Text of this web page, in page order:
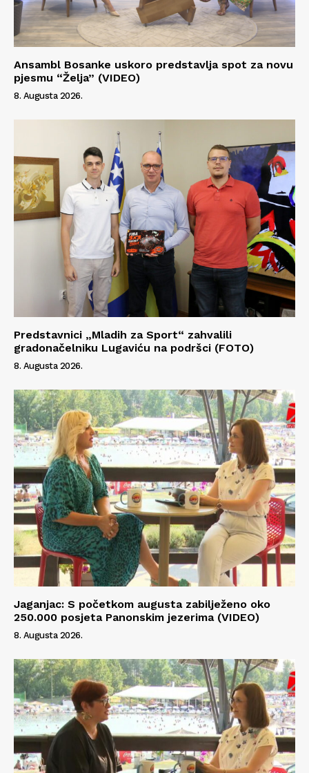
Info
O nama
Kontakt
Impressum
Ansambl Bosanke uskoro predstavlja spot za novu
pjesmu “Želja” (VIDEO)
8. Augusta 2026.
Predstavnici „Mladih za Sport“ zahvalili
gradonačelniku Lugaviću na podršci (FOTO)
8. Augusta 2026.
Jaganjac: S početkom augusta zabilježeno oko
250.000 posjeta Panonskim jezerima (VIDEO)
8. Augusta 2026.